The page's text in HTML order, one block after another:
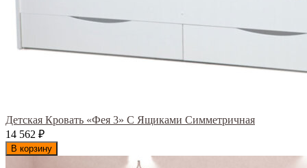
Детская Кровать «Фея 3» С Ящиками Симметричная
14 562 ₽
В корзину